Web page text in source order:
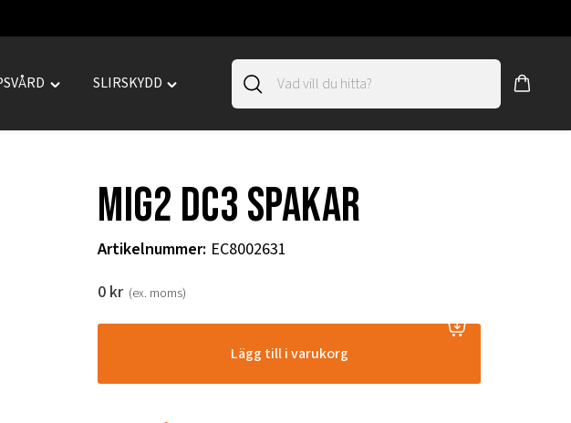
Toggle
SLIRSKYDD
Toggle
Mig2 DC3 spakar
Artikelnummer: EC8002631
0 kr (ex. moms)
Lägg till i varukorg